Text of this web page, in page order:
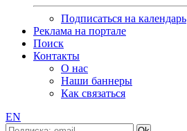
Подписаться на календарь
Реклама на портале
Поиск
Контакты
О нас
Наши баннеры
Как связаться
EN